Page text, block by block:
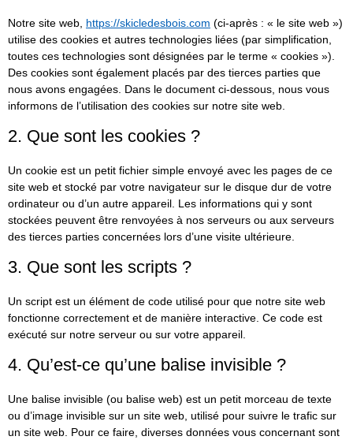
Notre site web, https://skicledesbois.com (ci-après : « le site web »)
utilise des cookies et autres technologies liées (par simplification,
toutes ces technologies sont désignées par le terme « cookies »).
Des cookies sont également placés par des tierces parties que
nous avons engagées. Dans le document ci-dessous, nous vous
informons de l’utilisation des cookies sur notre site web.
2. Que sont les cookies ?
Un cookie est un petit fichier simple envoyé avec les pages de ce
site web et stocké par votre navigateur sur le disque dur de votre
ordinateur ou d’un autre appareil. Les informations qui y sont
stockées peuvent être renvoyées à nos serveurs ou aux serveurs
des tierces parties concernées lors d’une visite ultérieure.
3. Que sont les scripts ?
Un script est un élément de code utilisé pour que notre site web
fonctionne correctement et de manière interactive. Ce code est
exécuté sur notre serveur ou sur votre appareil.
4. Qu’est-ce qu’une balise invisible ?
Une balise invisible (ou balise web) est un petit morceau de texte
ou d’image invisible sur un site web, utilisé pour suivre le trafic sur
un site web. Pour ce faire, diverses données vous concernant sont